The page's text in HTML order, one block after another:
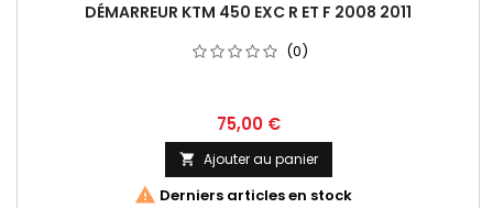
DÉMARREUR KTM 450 EXC R ET F 2008 2011
(0)
75,00 €
 Ajouter au panier
 Derniers articles en stock